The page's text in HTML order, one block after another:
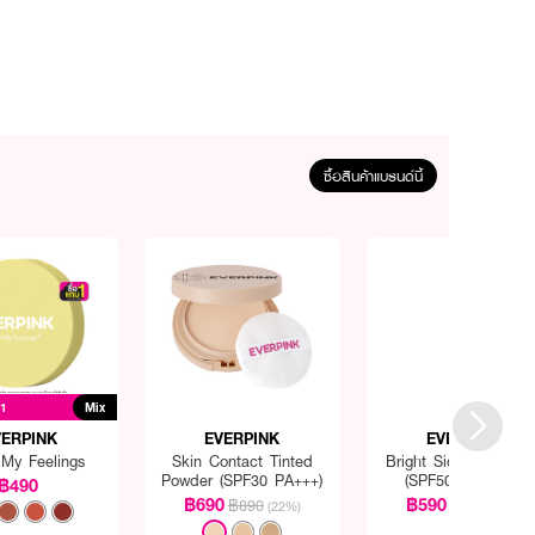
ซื้อสินค้าแบรนด์นี้
Mix
Feelings
490
EVERPINK
Skin Contact Tinted
Powder (SPF30 PA+++)
฿690฿890 (22%)
EVERPINK
Bright Side
(SPF50+ PA++++)
฿590